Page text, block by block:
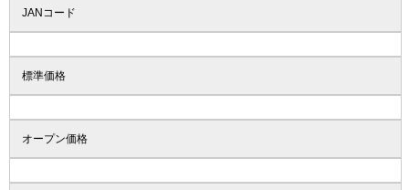
JANコード
標準価格
オープン価格